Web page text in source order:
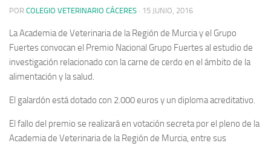
POR COLEGIO VETERINARIO CÁCERES · 15 JUNIO, 2016
La Academia de Veterinaria de la Región de Murcia y el Grupo
Fuertes convocan el Premio Nacional Grupo Fuertes al estudio de
investigación relacionado con la carne de cerdo en el ámbito de la
alimentación y la salud.
El galardón está dotado con 2.000 euros y un diploma acreditativo.
El fallo del premio se realizará en votación secreta por el pleno de la
Academia de Veterinaria de la Región de Murcia, entre sus